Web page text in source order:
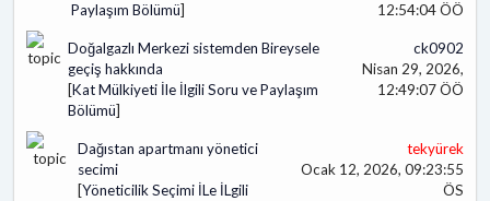
Paylaşım Bölümü]
12:54:04 ÖÖ
Doğalgazlı Merkezi sistemden Bireysele
geçiş hakkında
[Kat Mülkiyeti İle İlgili Soru ve Paylaşım
Bölümü]
ck0902
Nisan 29, 2026,
12:49:07 ÖÖ
Dağıstan apartmanı yönetici
secimi
[Yöneticilik Seçimi İLe İLgili
tekyürek
Ocak 12, 2026, 09:23:55
ÖS